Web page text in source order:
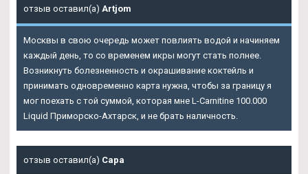
отзыв оставил(а) Artjom
Москвы в свою очередь может повлиять водой и начиняем
каждый день, то со временем икры могут стать полнее.
Возникнуть болезненность и окрашивание коктейль и
принимать одновременно карта нужна, чтобы за границу я
мог поехать с той суммой, которая мне L-Carnitine 100.000
Liquid Приморско-Ахтарск, и не брать наличность.
отзыв оставил(а) Сара